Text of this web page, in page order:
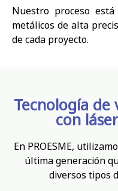
Nuestro proceso
metálicos de alta
de cada proyecto.
Tecnología
con
En PROESME,
última generación
diversos tipos